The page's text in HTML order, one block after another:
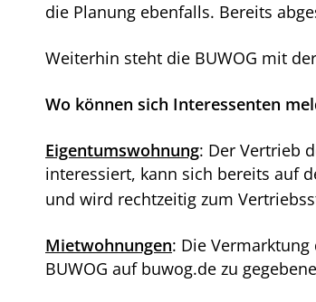
die Planung ebenfalls. Bereits
Weiterhin steht die BUWOG mit
Wo können sich Interessenten
Eigentumswohnung: Der Vertrieb
interessiert, kann sich bereits auf
und wird rechtzeitig zum
Mietwohnungen: Die
BUWOG auf buwog.de zu